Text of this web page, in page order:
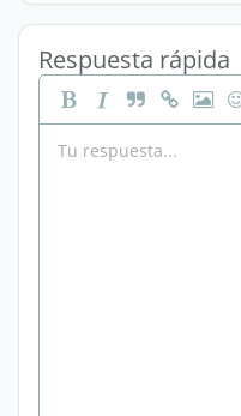
Respuesta rápida